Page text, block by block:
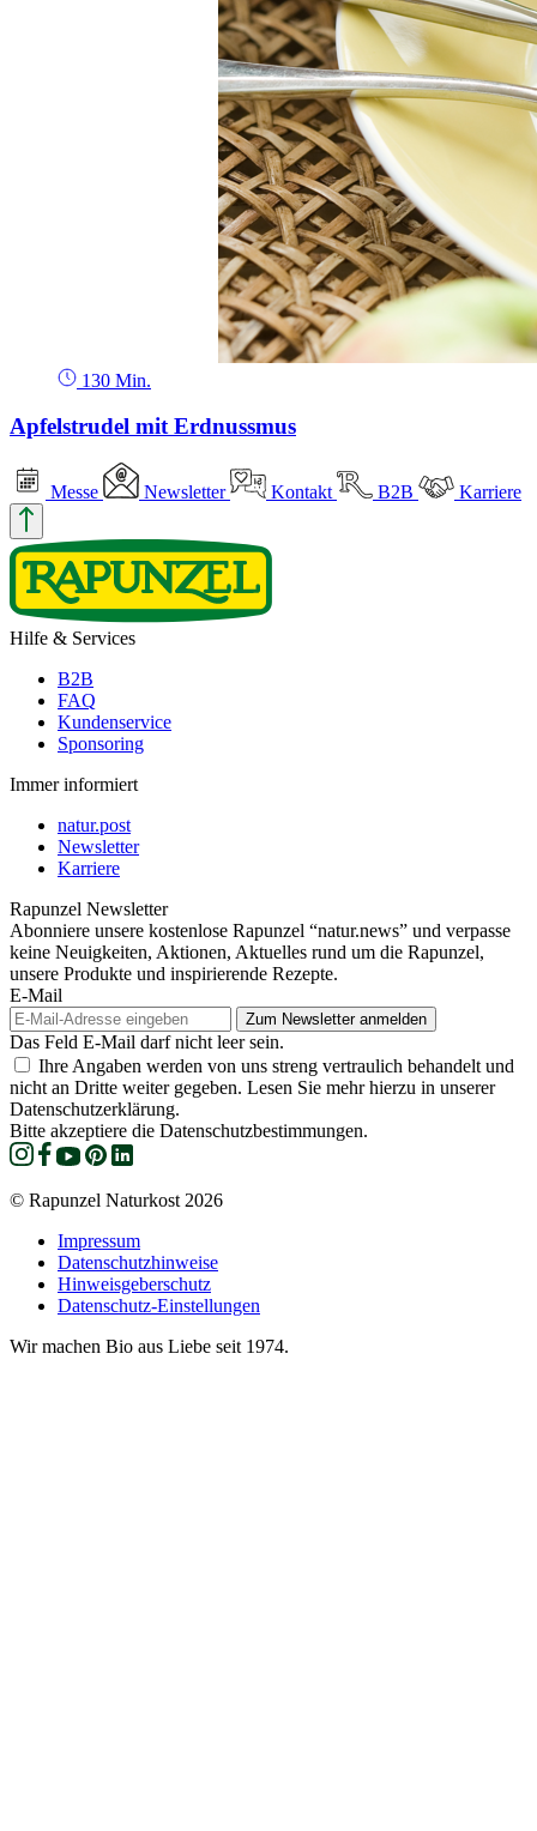
130 Min.
Apfelstrudel mit Erdnussmus
Messe Newsletter Kontakt B2B Karriere
Hilfe & Services
B2B
FAQ
Kundenservice
Sponsoring
Immer informiert
natur.post
Newsletter
Karriere
Rapunzel Newsletter
Abonniere unsere kostenlose Rapunzel “natur.news” und verpasse
keine Neuigkeiten, Aktionen, Aktuelles rund um die Rapunzel,
unsere Produkte und inspirierende Rezepte.
E-Mail
Das Feld E-Mail darf nicht leer sein.
Ihre Angaben werden von uns streng vertraulich behandelt und
nicht an Dritte weiter gegeben. Lesen Sie mehr hierzu in unserer
Datenschutzerklärung.
Bitte akzeptiere die Datenschutzbestimmungen.
© Rapunzel Naturkost 2026
Impressum
Datenschutzhinweise
Hinweisgeberschutz
Datenschutz-Einstellungen
Wir machen Bio aus Liebe seit 1974.